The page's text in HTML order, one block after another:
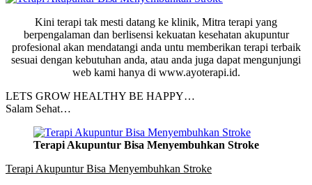
Kini terapi tak mesti datang ke klinik, Mitra terapi yang
berpengalaman dan berlisensi kekuatan kesehatan akupuntur
profesional akan mendatangi anda untu memberikan terapi terbaik
sesuai dengan kebutuhan anda, atau anda juga dapat mengunjungi
web kami hanya di www.ayoterapi.id.
LETS GROW HEALTHY BE HAPPY…
Salam Sehat…
Terapi Akupuntur Bisa Menyembuhkan Stroke
Terapi Akupuntur Bisa Menyembuhkan Stroke